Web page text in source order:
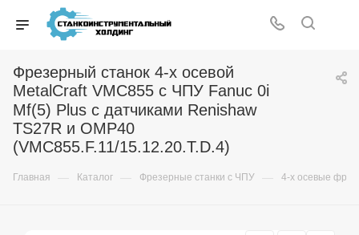
Фрезерный станок 4-х осевой
MetalCraft VMС855 с ЧПУ Fanuc 0i
Mf(5) Plus с датчиками Renishaw
TS27R и OMP40
(VMC855.F.11/15.12.20.T.D.4)
Главная — Каталог — Фрезерные станки с ЧПУ — 4-x осевые